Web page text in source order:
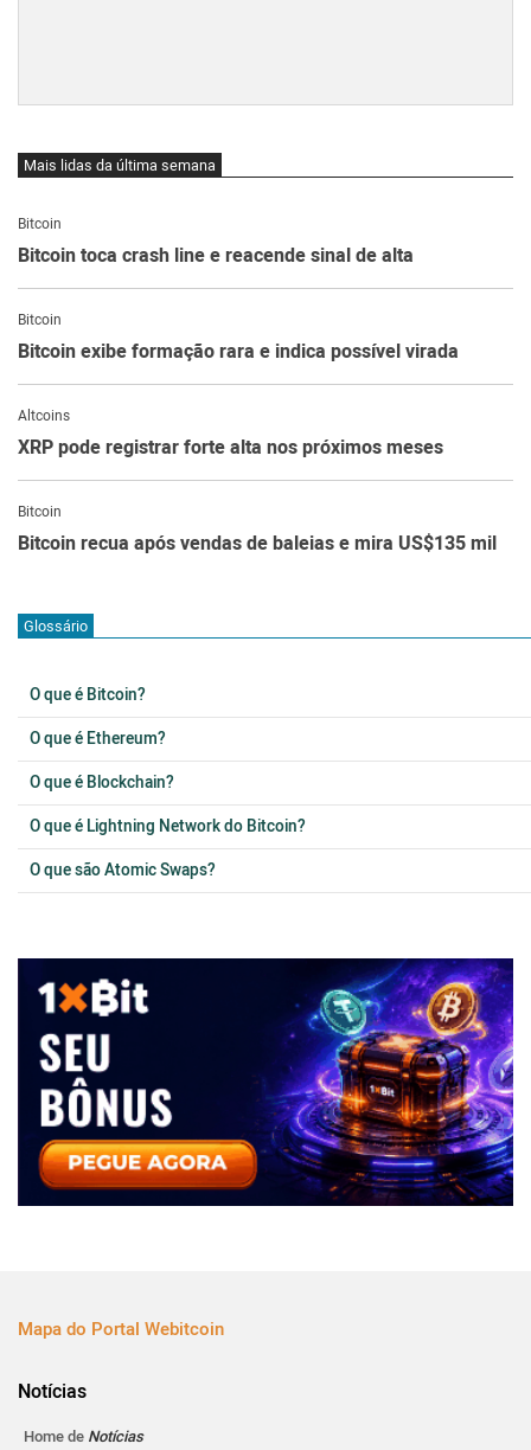
Mais lidas da última semana
Bitcoin
Bitcoin toca crash line e reacende sinal de alta
Bitcoin
Bitcoin exibe formação rara e indica possível virada
Altcoins
XRP pode registrar forte alta nos próximos meses
Bitcoin
Bitcoin recua após vendas de baleias e mira US$135 mil
Glossário
O que é Bitcoin?
O que é Ethereum?
O que é Blockchain?
O que é Lightning Network do Bitcoin?
O que são Atomic Swaps?
Mapa do Portal Webitcoin
Notícias
Home de Notícias